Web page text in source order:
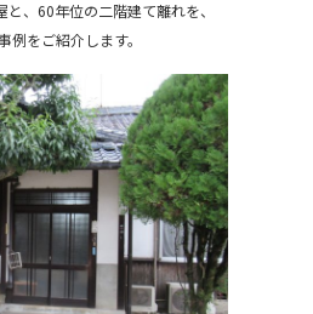
、60年位の二階建て離れを、
例をご紹介します。